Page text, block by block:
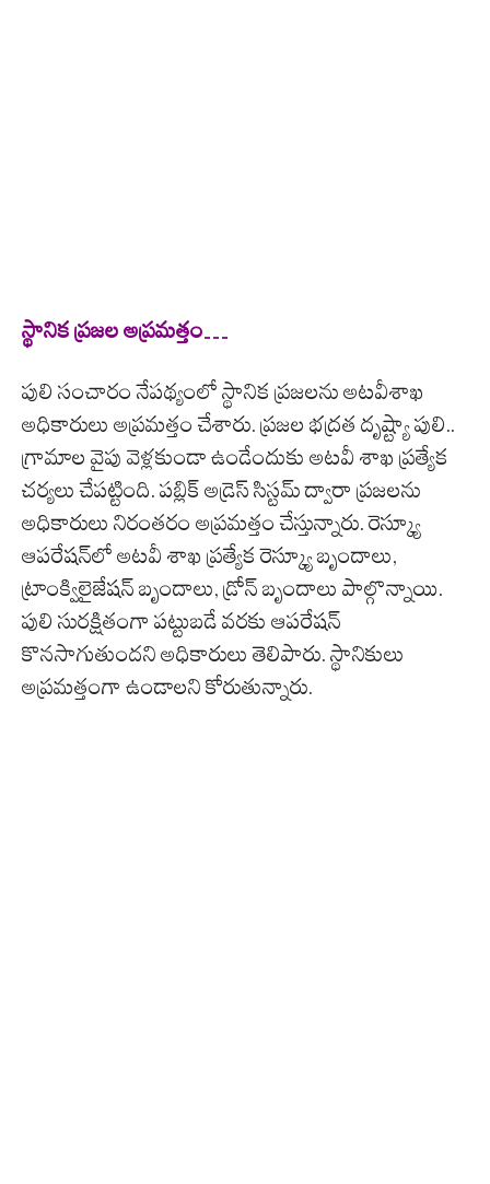
స్థానిక ప్ర‌జ‌ల అప్ర‌మ‌త్తం…
పులి సంచారం నేపథ్యంలో స్థానిక ప్రజలను అటవీశాఖ
అధికారులు అప్రమత్తం చేశారు. ప్రజల భద్రత దృష్ట్యా పులి..
గ్రామాల వైపు వెళ్లకుండా ఉండేందుకు అటవీ శాఖ ప్రత్యేక
చర్యలు చేపట్టింది. పబ్లిక్ అడ్రెస్ సిస్టమ్ ద్వారా ప్రజలను
అధికారులు నిరంతరం అప్రమత్తం చేస్తున్నారు. రెస్క్యూ
ఆపరేషన్‌లో అటవీ శాఖ ప్రత్యేక రెస్క్యూ బృందాలు,
ట్రాంక్విలైజేషన్ బృందాలు, డ్రోన్ బృందాలు పాల్గొన్నాయి.
పులి సురక్షితంగా పట్టుబడే వరకు ఆపరేషన్
కొనసాగుతుందని అధికారులు తెలిపారు. స్థానికులు
అప్రమత్తంగా ఉండాలని కోరుతున్నారు.